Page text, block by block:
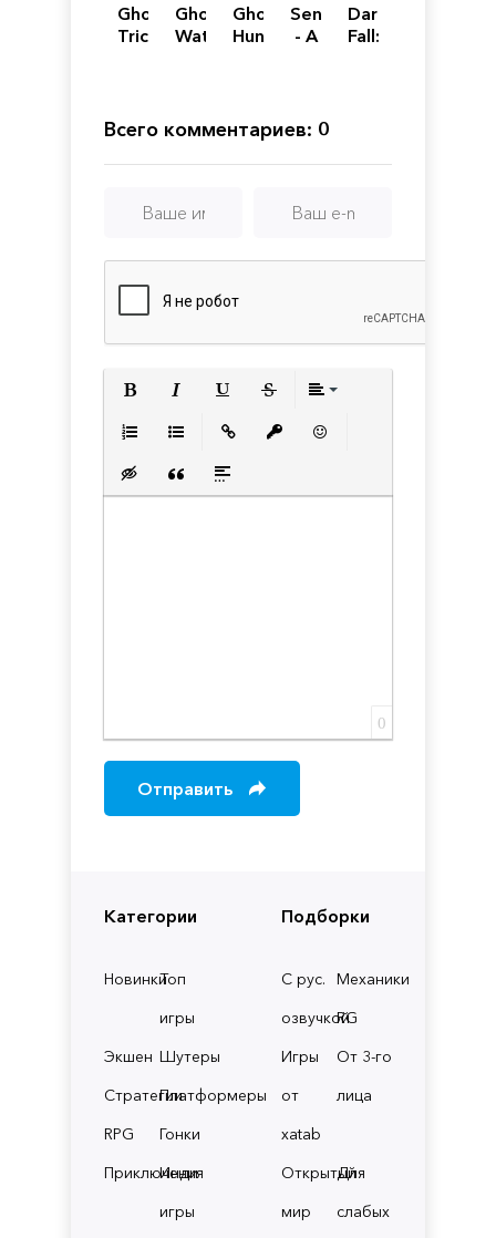
Категории
НовинкиТоп
игры
Экшен Шутеры
СтратегииПлатформеры
RPG
Гонки
Приключения
Инди
игры
Подборки
С рус.
озвучкой
Механики
RG
Игры
от
xatab
От 3-го
лица
Открытый
мир
Для
слабых
Ghost
Trick:
Ghost
Watchers
Ghost
Hunters
Sense
- A
Dark
Fall:
Всего комментариев: 0
Вставка скрытого текста
Вставка цитаты
Вставка спойлера
0
Отправить